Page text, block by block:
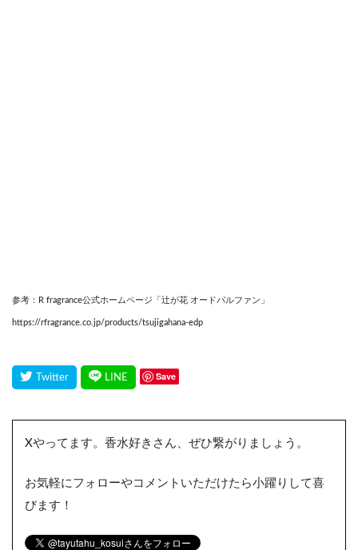
参考：R fragrance公式ホームページ「辻が花 オードパルファン」
https://rfragrance.co.jp/products/tsujigahana-edp
Save
Xやってます。香水好きさん、ぜひ繋がりましょう。
お気軽にフォローやコメントいただけたら小躍りして喜
びます！